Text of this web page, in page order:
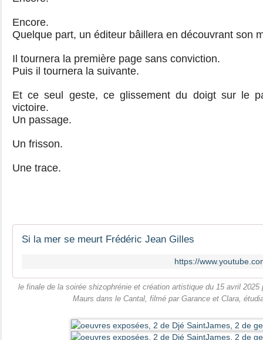
Encore.
Quelque part, un éditeur bâillera en découvrant son
Il tournera la première page sans conviction.
Puis il tournera la suivante.
Et ce seul geste, ce glissement du doigt sur le
victoire.
Un passage.
Un frisson.
Une trace.
Si la mer se meurt Frédéric Jean Gilles
https://
le finale de la soirée shizophrénie et création artistique du 15 avril
Maurs dans le Cantal, filmé par Garance et Clara,